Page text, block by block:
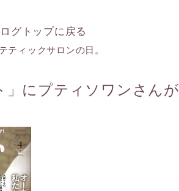
グトップに戻る
ティックサロンの日。
」にプティソワンさん